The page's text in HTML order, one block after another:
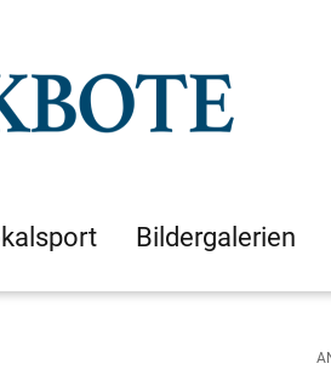
Bildergalerien